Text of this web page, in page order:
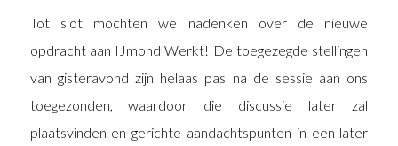
Tot slot mochten we nadenken over de nieuwe
opdracht aan IJmond Werkt! De toegezegde stellingen
van gisteravond zijn helaas pas na de sessie aan ons
toegezonden, waardoor die discussie later zal
plaatsvinden en gerichte aandachtspunten in een later